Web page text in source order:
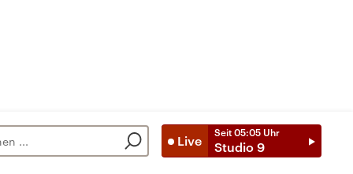
Live
Seit 05:05 Uhr
Studio 9